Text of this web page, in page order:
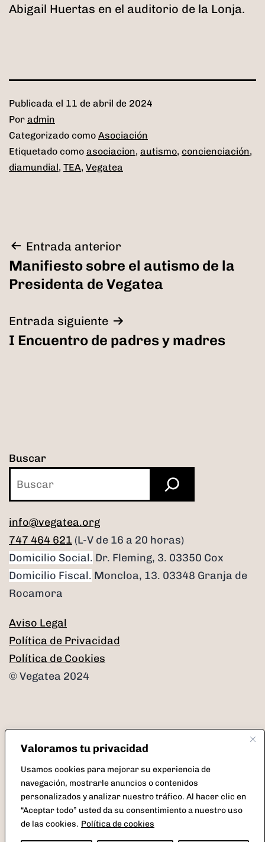
Valoramos tu privacidad
Usamos cookies para mejorar su experiencia de
navegación, mostrarle anuncios o contenidos
personalizados y analizar nuestro tráfico. Al hacer clic en
“Aceptar todo” usted da su consentimiento a nuestro uso
de las cookies. Política de cookies
Abigail Huertas en el auditorio de la Lonja.
Publicada el 11 de abril de 2024
Por admin
Categorizado como Asociación
Etiquetado como asociacion, autismo, concienciación,
diamundial, TEA, Vegatea
Navegación
de
Entrada anterior
Manifiesto sobre el autismo de la
Presidenta de Vegatea
Entrada siguiente
I Encuentro de padres y madres
Buscar
info@vegatea.org
747 464 621 (L-V de 16 a 20 horas)
Domicilio Social. Dr. Fleming, 3. 03350 Cox
Domicilio Fiscal. Moncloa, 13. 03348 Granja de
Rocamora
Aviso Legal
Política de Privacidad
Política de Cookies
© Vegatea 2024
FacebookInstagram
electrónico